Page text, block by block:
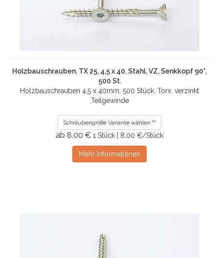
Holzbauschrauben, TX 25, 4,5 x 40, Stahl, VZ, Senkkopf 90°,
500 St.
Holzbauschrauben 4,5 x 40mm, 500 Stück, Torx, verzinkt
,Teilgewinde
Schraubengröße Variante wählen
ab 8,00 € 1 Stück | 8,00 €/Stück
Mehr Informationen